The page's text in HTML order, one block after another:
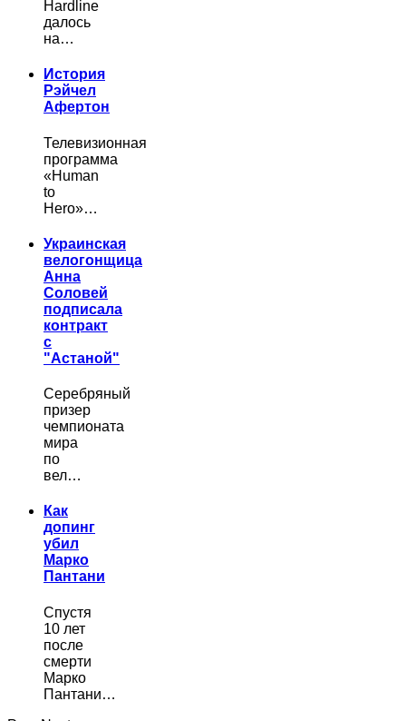
Hardline
далось
на…
История
Рэйчел
Афертон
Телевизионная
программа
«Human
to
Hero»…
Украинская
велогонщица
Анна
Соловей
подписала
контракт
с
"Астаной"
Серебряный
призер
чемпионата
мира
по
вел…
Как
допинг
убил
Марко
Пантани
Спустя
10 лет
после
смерти
Марко
Пантани…